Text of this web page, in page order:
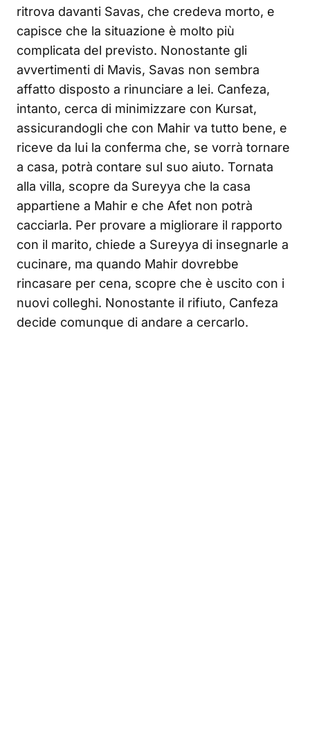
ritrova davanti Savas, che credeva morto, e
capisce che la situazione è molto più
complicata del previsto. Nonostante gli
avvertimenti di Mavis, Savas non sembra
affatto disposto a rinunciare a lei. Canfeza,
intanto, cerca di minimizzare con Kursat,
assicurandogli che con Mahir va tutto bene, e
riceve da lui la conferma che, se vorrà tornare
a casa, potrà contare sul suo aiuto. Tornata
alla villa, scopre da Sureyya che la casa
appartiene a Mahir e che Afet non potrà
cacciarla. Per provare a migliorare il rapporto
con il marito, chiede a Sureyya di insegnarle a
cucinare, ma quando Mahir dovrebbe
rincasare per cena, scopre che è uscito con i
nuovi colleghi. Nonostante il rifiuto, Canfeza
decide comunque di andare a cercarlo.